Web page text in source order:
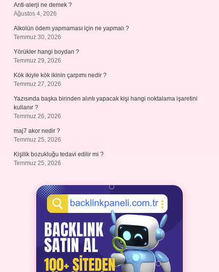
Anti-alerji ne demek ?
Ağustos 4, 2026
Alkolün ödem yapmaması için ne yapmalı ?
Temmuz 30, 2026
Yörükler hangi boydan ?
Temmuz 29, 2026
Kök ikiyle kök ikinin çarpımı nedir ?
Temmuz 27, 2026
Yazısında başka birinden alıntı yapacak kişi hangi noktalama işaretini
kullanır ?
Temmuz 26, 2026
maj7 akor nedir ?
Temmuz 25, 2026
Kişilik bozukluğu tedavi edilir mi ?
Temmuz 25, 2026